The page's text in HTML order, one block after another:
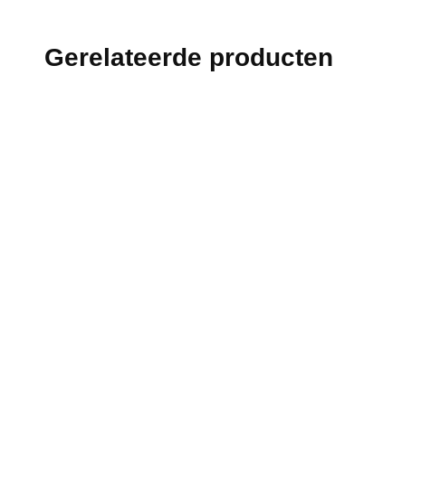
Gerelateerde producten